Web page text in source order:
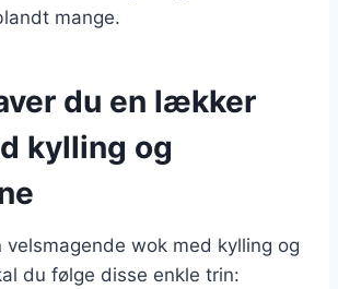
mange.
du en lækker
kylling og
velsmagende wok med kylling og
du følge disse enkle trin: